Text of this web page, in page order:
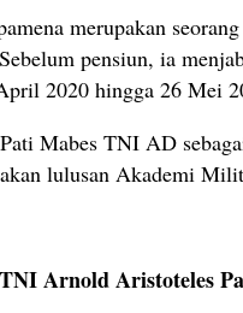
merupakan
pensiun, ia
2020 hingga 26 Mei
Mabes TNI AD
lulusan Akademi
Arnold Aristoteles